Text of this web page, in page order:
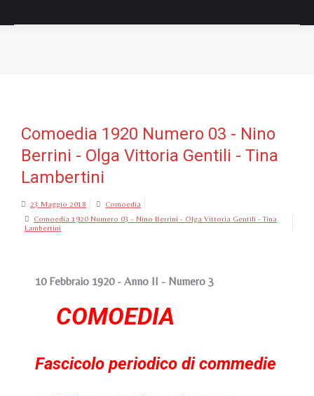
Comoedia 1920 Numero 03 - Nino
Berrini - Olga Vittoria Gentili - Tina
Lambertini
23 Maggio 2018
Comoedia
Comoedia 1920 Numero 03 - Nino Berrini - Olga Vittoria Gentili - Tina
Lambertini
10 Febbraio 1920 - Anno II - Numero 3
COMOEDIA
Fascicolo periodico di commedie